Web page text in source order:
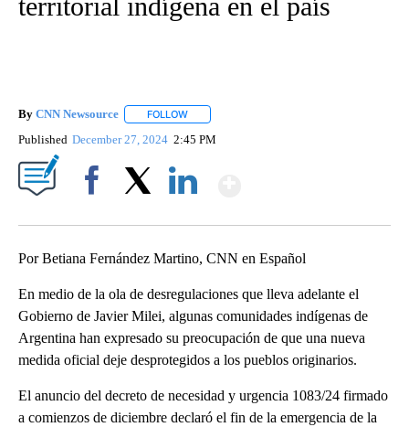
By CNN Newsource FOLLOW
Published December 27, 2024 2:45 PM
Por Betiana Fernández Martino, CNN en Español
En medio de la ola de desregulaciones que lleva adelante el
Gobierno de Javier Milei, algunas comunidades indígenas de
Argentina han expresado su preocupación de que una nueva
medida oficial deje desprotegidos a los pueblos originarios.
El anuncio del decreto de necesidad y urgencia 1083/24 firmado
a comienzos de diciembre declaró el fin de la emergencia de la